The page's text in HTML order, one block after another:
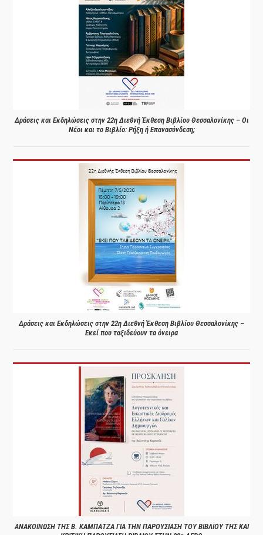
Δράσεις και Εκδηλώσεις στην 22η Διεθνή Έκθεση Βιβλίου Θεσσαλονίκης – Οι
Νέοι και το Βιβλίο: Ρήξη ή Επανασύνδεση;
Δράσεις και Εκδηλώσεις στην 22η Διεθνή Έκθεση Βιβλίου Θεσσαλονίκης –
Εκεί που ταξιδεύουν τα όνειρα
ΑΝΑΚΟΙΝΩΣΗ ΤΗΣ Β. ΚΑΜΠΑΤΖΑ ΓΙΑ ΤΗΝ ΠΑΡΟΥΣΙΑΣΗ ΤΟΥ ΒΙΒΛΙΟΥ ΤΗΣ ΚΑΙ